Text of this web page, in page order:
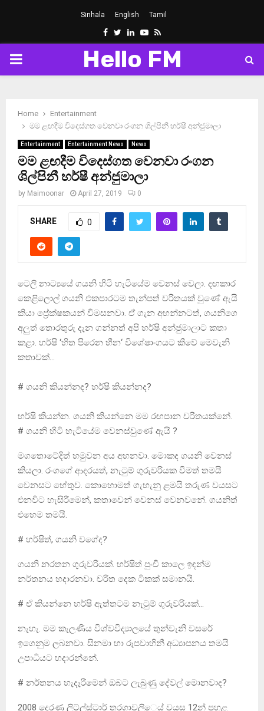
Sinhala English Tamil
Facebook
Twitter
LinkedinYoutube
Rss
PRIMARY
Hello FM
Home
Entertainment
මම ළඟදීම විදෙස්ගත වෙනවා රංගන ශිල්පිනී හර්ෂී අන්ජු­මාලා
Entertainment Entertainment News News
මම ළඟදීම විදෙස්ගත වෙනවා රංගන
ශිල්පිනී හර්ෂී අන්ජු­මාලා
by Maimoonar April 27, 2019 0
SHARE 0
ටෙලි නාට්‍යයේ ගයනි හිටි හැටියේම වෙනස් වෙලා. දඟකාර
කෙළිලොල් ගයනි එකපාරටම තැන්පත් චරිතයක් වුණේ ඇයි
කියා ප්‍රේක්ෂකයන් විමසනවා. ඒ ගැන අහන්නටත්, ගයනිගෙ
අලුත් තොරතුරු දැන ගන්නත් අපි හර්ෂි අන්ජුමාලාට කතා
කළා. හර්ෂි ‘හිත පිරෙන හීන‘ විශේෂාංගයට කීවේ මෙවැනි
කතාවක්…
# ගයනි කියන්නද? හර්ෂි කියන්නද?
හර්ෂි කියන්න. ගයනි කියන්නෙ මම රඟපාන චරිතයක්නේ.
# ගයනි හිටි හැටියේම වෙනස්වුණේ ඇයි ?
මගතොටේදිත් හමුවන අය අහනවා. මොකද ගයනි වෙනස්
කියලා. රංගගේ ආදරයත්, නැටුම් ගුරුවරියක වීමත් තමයි
වෙනසට හේතුව. කොහොමත් ගැහැනු ළමයි තරුණ වයසට
එනවිට හැසිරීමෙන්, කතාවෙන් වෙනස් වෙනවනේ. ගයනිත්
එහෙම තමයි.
# හර්ෂිත්, ගයනි වගේද?
ගයනි නරතන ගුරුවරියක්. හර්ෂිත් පුංචි කාලෙ ඉඳන්ම
නර්තනය හදාරනවා. චරිත දෙක ටිකක් සමානයි.
# ඒ කියන්නෙ හර්ෂි ඇත්තටම නැටුම් ගුරුවරියක්…
නැහැ. මම කැලණිය විශ්වවිද්‍යාලයේ තුන්වැනි වසරේ
ඉගෙනුම ලබනවා. සිනමා හා රූපවාහිනී අධ්‍යාපනය තමයි
උපාධියට හදාරන්නේ.
# නර්තනය හැදෑරීමෙන් ඔබට ලැබුණු දේවල් මොනවාද?
2008 දෙරණ ලිට්ල්ස්ටාර් තරගාවලි­‌ෙය් වයස 12න් පහළ